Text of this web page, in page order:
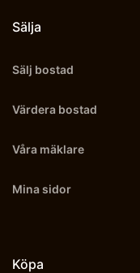
Sälja
Sälj bostad
Värdera bostad
Våra mäklare
Mina sidor
Köpa